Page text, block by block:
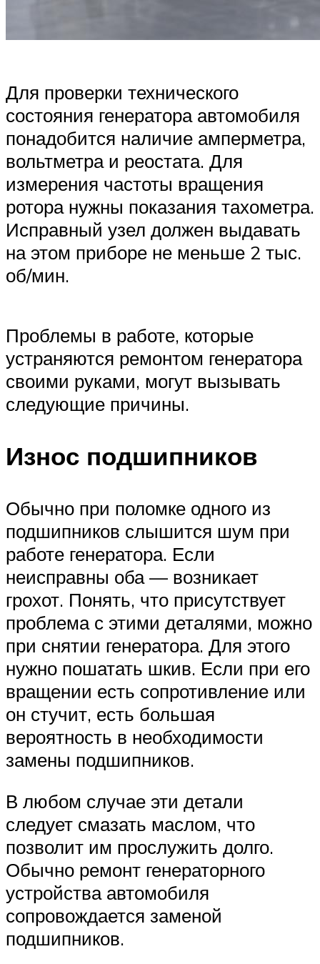
Для проверки технического
состояния генератора автомобиля
понадобится наличие амперметра,
вольтметра и реостата. Для
измерения частоты вращения
ротора нужны показания тахометра.
Исправный узел должен выдавать
на этом приборе не меньше 2 тыс.
об/мин.
Проблемы в работе, которые
устраняются ремонтом генератора
своими руками, могут вызывать
следующие причины.
Износ подшипников
Обычно при поломке одного из
подшипников слышится шум при
работе генератора. Если
неисправны оба — возникает
грохот. Понять, что присутствует
проблема с этими деталями, можно
при снятии генератора. Для этого
нужно пошатать шкив. Если при его
вращении есть сопротивление или
он стучит, есть большая
вероятность в необходимости
замены подшипников.
В любом случае эти детали
следует смазать маслом, что
позволит им прослужить долго.
Обычно ремонт генераторного
устройства автомобиля
сопровождается заменой
подшипников.